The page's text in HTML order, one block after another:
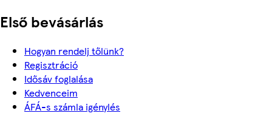
Első bevásárlás
Hogyan rendelj tőlünk?
Regisztráció
Idősáv foglalása
Kedvenceim
ÁFÁ-s számla igénylés